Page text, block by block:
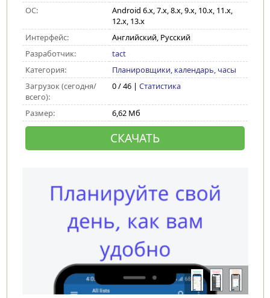
ОС:
Android 6.x, 7.x, 8.x, 9.x, 10.x, 11.x,
12.x, 13.x
Интерфейс:
Английский, Русский
Разработчик:
tact
Категория:
Планировщики, календарь, часы
Загрузок (сегодня/
всего):
0 / 46 | Статистика
Размер: 6,62 Мб
СКАЧАТЬ